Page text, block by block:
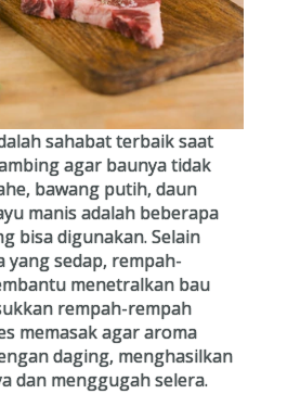
sahabat terbaik saat
agar baunya tidak
bawang putih, daun
manis adalah beberapa
bisa digunakan. Selain
yang sedap, rempah-
menetralkan bau
rempah-rempah
memasak agar aroma
daging, menghasilkan
dan menggugah selera.